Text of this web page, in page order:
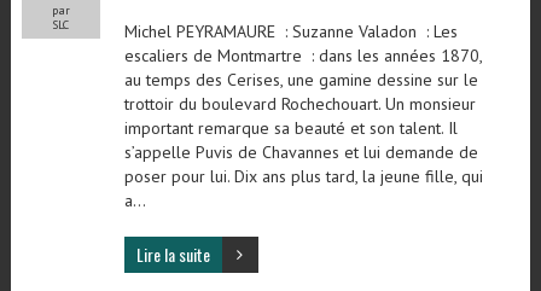
par
SLC
Michel PEYRAMAURE : Suzanne Valadon : Les
escaliers de Montmartre : dans les années 1870,
au temps des Cerises, une gamine dessine sur le
trottoir du boulevard Rochechouart. Un monsieur
important remarque sa beauté et son talent. Il
s’appelle Puvis de Chavannes et lui demande de
poser pour lui. Dix ans plus tard, la jeune fille, qui
a…
Lire la suite